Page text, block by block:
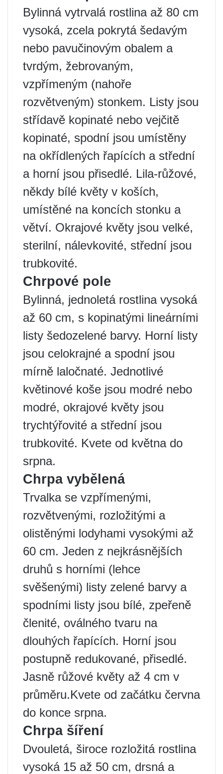
Bylinná vytrvalá rostlina až 80 cm
vysoká, zcela pokrytá šedavým
nebo pavučinovým obalem a
tvrdým, žebrovaným,
vzpřímeným (nahoře
rozvětveným) stonkem. Listy jsou
střídavě kopinaté nebo vejčitě
kopinaté, spodní jsou umístěny
na okřídlených řapících a střední
a horní jsou přisedlé. Lila-růžové,
někdy bílé květy v koších,
umístěné na koncích stonku a
větví. Okrajové květy jsou velké,
sterilní, nálevkovité, střední jsou
trubkovité.
Chrpové pole
Bylinná, jednoletá rostlina vysoká
až 60 cm, s kopinatými lineárními
listy šedozelené barvy. Horní listy
jsou celokrajné a spodní jsou
mírně laločnaté. Jednotlivé
květinové koše jsou modré nebo
modré, okrajové květy jsou
trychtýřovité a střední jsou
trubkovité. Kvete od května do
srpna.
Chrpa vybělená
Trvalka se vzpřímenými,
rozvětvenými, rozložitými a
olistěnými lodyhami vysokými až
60 cm. Jeden z nejkrásnějších
druhů s horními (lehce
svěšenými) listy zelené barvy a
spodními listy jsou bílé, zpeřeně
členité, oválného tvaru na
dlouhých řapících. Horní jsou
postupně redukované, přisedlé.
Jasně růžové květy až 4 cm v
průměru.Kvete od začátku června
do konce srpna.
Chrpa šíření
Dvouletá, široce rozložitá rostlina
vysoká 15 až 50 cm, drsná a